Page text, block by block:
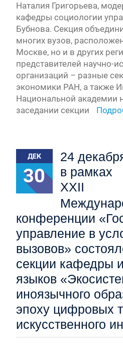
Наталия Григорьева,
кафедры социологии
Бубнова. Секция
многих вузов,
Москве, но и в других
представителей научно-
организаций – разные
экономики РАН, а также
Национальной академии
заседании секции
ДЕК
30
24
в рамках
XXII
конференции
управление в
вызовов»
секции кафедры
языков
иноязычного
эпоху цифровых
искусственного